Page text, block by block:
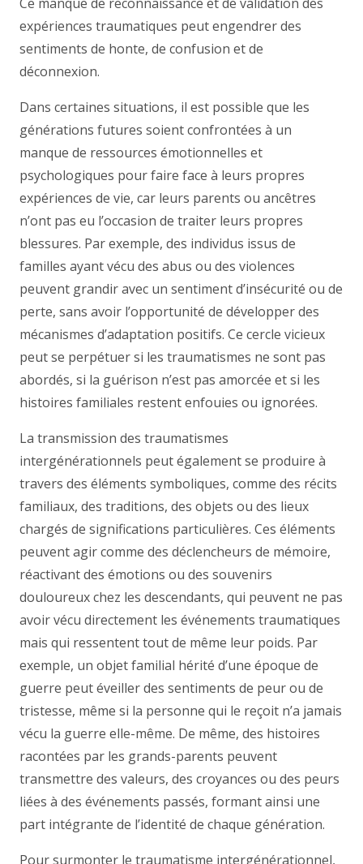
expériences traumatiques peut engendrer des
sentiments de honte, de confusion et de
déconnexion.
Dans certaines situations, il est possible que les
générations futures soient confrontées à un
manque de ressources émotionnelles et
psychologiques pour faire face à leurs propres
expériences de vie, car leurs parents ou ancêtres
n’ont pas eu l’occasion de traiter leurs propres
blessures. Par exemple, des individus issus de
familles ayant vécu des abus ou des violences
peuvent grandir avec un sentiment d’insécurité ou de
perte, sans avoir l’opportunité de développer des
mécanismes d’adaptation positifs. Ce cercle vicieux
peut se perpétuer si les traumatismes ne sont pas
abordés, si la guérison n’est pas amorcée et si les
histoires familiales restent enfouies ou ignorées.
La transmission des traumatismes
intergénérationnels peut également se produire à
travers des éléments symboliques, comme des récits
familiaux, des traditions, des objets ou des lieux
chargés de significations particulières. Ces éléments
peuvent agir comme des déclencheurs de mémoire,
réactivant des émotions ou des souvenirs
douloureux chez les descendants, qui peuvent ne pas
avoir vécu directement les événements traumatiques
mais qui ressentent tout de même leur poids. Par
exemple, un objet familial hérité d’une époque de
guerre peut éveiller des sentiments de peur ou de
tristesse, même si la personne qui le reçoit n’a jamais
vécu la guerre elle-même. De même, des histoires
racontées par les grands-parents peuvent
transmettre des valeurs, des croyances ou des peurs
liées à des événements passés, formant ainsi une
part intégrante de l’identité de chaque génération.
Pour surmonter le traumatisme intergénérationnel,